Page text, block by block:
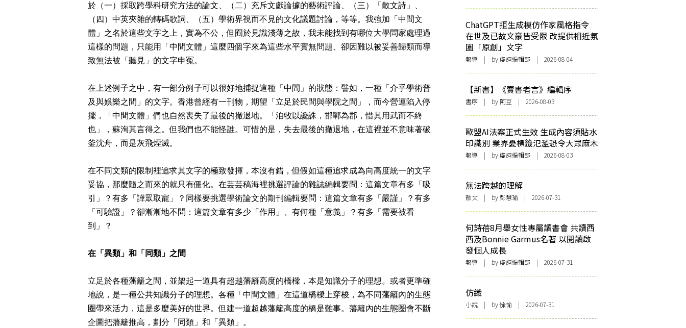
於（一）採取跨學科研究方法的論文、（二）充斥文獻論據的藝術評論、（三）「散文詩」、
（四）中英夾雜的轉碼歌詞、（五）學術界視而不見的文化議題討論，等等。我強加「中間文
體」之名於這些文字之上，實為不公，但囿於見識淺薄之故，我未能找到有哪位大學問家處理過
這樣的問題，只能用「中間文體」這麼四個字來為這些水平實無問題、卻因難以被妥善歸類而導
致無法被「聽見」的文字申冤。
在上述例子之中，有一部分例子可以很好地捕捉這種「中間」的狀態：譬如，一種「介乎學術普
及與娛樂之間」的文字。香港曾經有一刊物，期望「立足於民間與學院之間」，而今營運陷入停
擺，「中間文體」們也自然喪失了最後的撤退地。「洎牧以讒誅，邯鄲為郡，惜其用武而不終
也」，蘇洵其言得之。但我們也不能怪誰。可惜的是，失去最後的撤退地，在這裡並不意味著破
釜沈舟，而是灰飛煙滅。
在不同文類的限制裡追求其文字的極致發揮，本沒有錯，但假如這種追求成為向高度統一的文字
妥協，那麼隨之而來的就只有僵化。在芸芸稿海裡挑選評論的雜誌編輯要問：這篇文章有多「吸
引」？有多「譁眾取寵」？同樣要挑選學術論文的期刊編輯要問：這篇文章有多「嚴謹」？有多
「可驗證」？卻漸漸地不問：這篇文章有多少「作用」、有何種「意義」？有多「需要被看
到」？
在「異類」和「同類」之間
立足於各種藩籬之間，並架起一道具有超越藩籬高度的橋樑，本是知識分子的理想。或者更準確
地說，是一種公共知識分子的理想。各種「中間文體」在這道橋樑上穿梭，為不同藩籬內的生態
圈帶來活力，這是多麼美好的世界。但建一道超越藩籬高度的橋是難事。藩籬內的生態圈會不斷
企圖把藩籬推高，劃分「同類」和「異類」。
ChatGPT拒生成模仿作家風格指令
在世及已故文豪皆受限 改提供相近氛
圍「原創」文字
報導 | by 虛詞編輯部 | 2026-08-04
【新書】《賣書者言》編輯序
書序 | by 阿豆 | 2026-08-03
歐盟AI法案正式生效 生成內容須貼水
印識別 業界憂標籤氾濫恐令大眾麻木
報導 | by 虛詞編輯部 | 2026-08-03
無法跨越的理解
散文 | by 彭慧瑜 | 2026-07-31
何詩蓓8月舉女性專屬讀書會 共讀西
西及Bonnie Garmus名著 以閱讀啟
發個人成長
報導 | by 虛詞編輯部 | 2026-07-31
仿織
小說 | by 悇愉 | 2026-07-31